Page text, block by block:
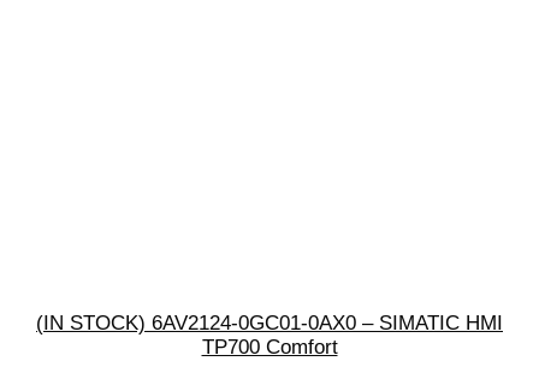
(IN STOCK) 6AV2124-0GC01-0AX0 – SIMATIC HMI
TP700 Comfort